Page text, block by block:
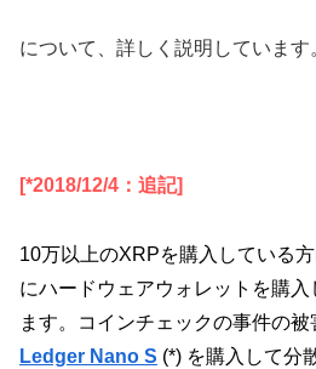
について、詳しく説明しています
[*2018/12/4：追記]
10万以上のXRPを購入している
にハードウェアウォレットを購
ます。コインチェックの事件の
Ledger Nano S (*) を購入して分